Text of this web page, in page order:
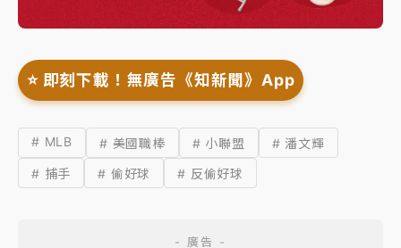
⭐️ 即刻下載！無廣告《知新聞》App
# MLB # 美國職棒 # 小聯盟
# 潘文輝
# 捕手
# 偷好球 # 反偷好球